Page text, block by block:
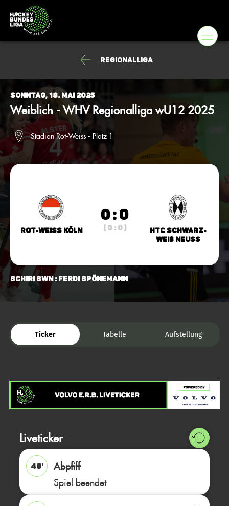
Regionalliga
Sonntag, 18. Mai 2025
Weiblich - WHV Regionalliga wU12 2025
Stadion Rot-Weiss - Platz 1
Rot-Weiss Köln
0 : 0
( 0 : 0 )
HTC Schwarz-
Weiß Neuss
Schiri SWN : Ferdi Spönemann
Ticker Tabelle Aufstellung
Liveticker
48'
Abpfiff
Spiel beendet